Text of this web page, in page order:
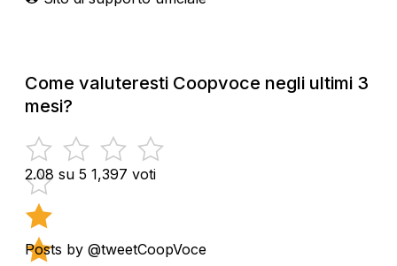
Come valuteresti Coopvoce negli ultimi 3
mesi?
2.08 su 5 1,397 voti
Posts by @tweetCoopVoce